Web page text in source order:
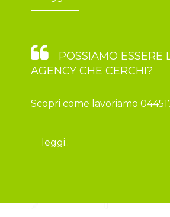
POSSIAMO ESSERE
AGENCY CHE CERCHI?
Scopri come lavoriamo
leggi..